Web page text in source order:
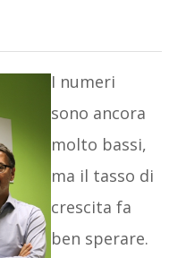
I numeri
sono ancora
molto bassi,
ma il tasso di
crescita fa
ben sperare.